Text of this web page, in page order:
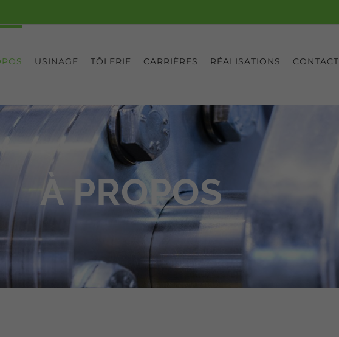
USINAGE TÔLERIE CARRIÈRES RÉALISATIONS CONTACT
À PROPOS